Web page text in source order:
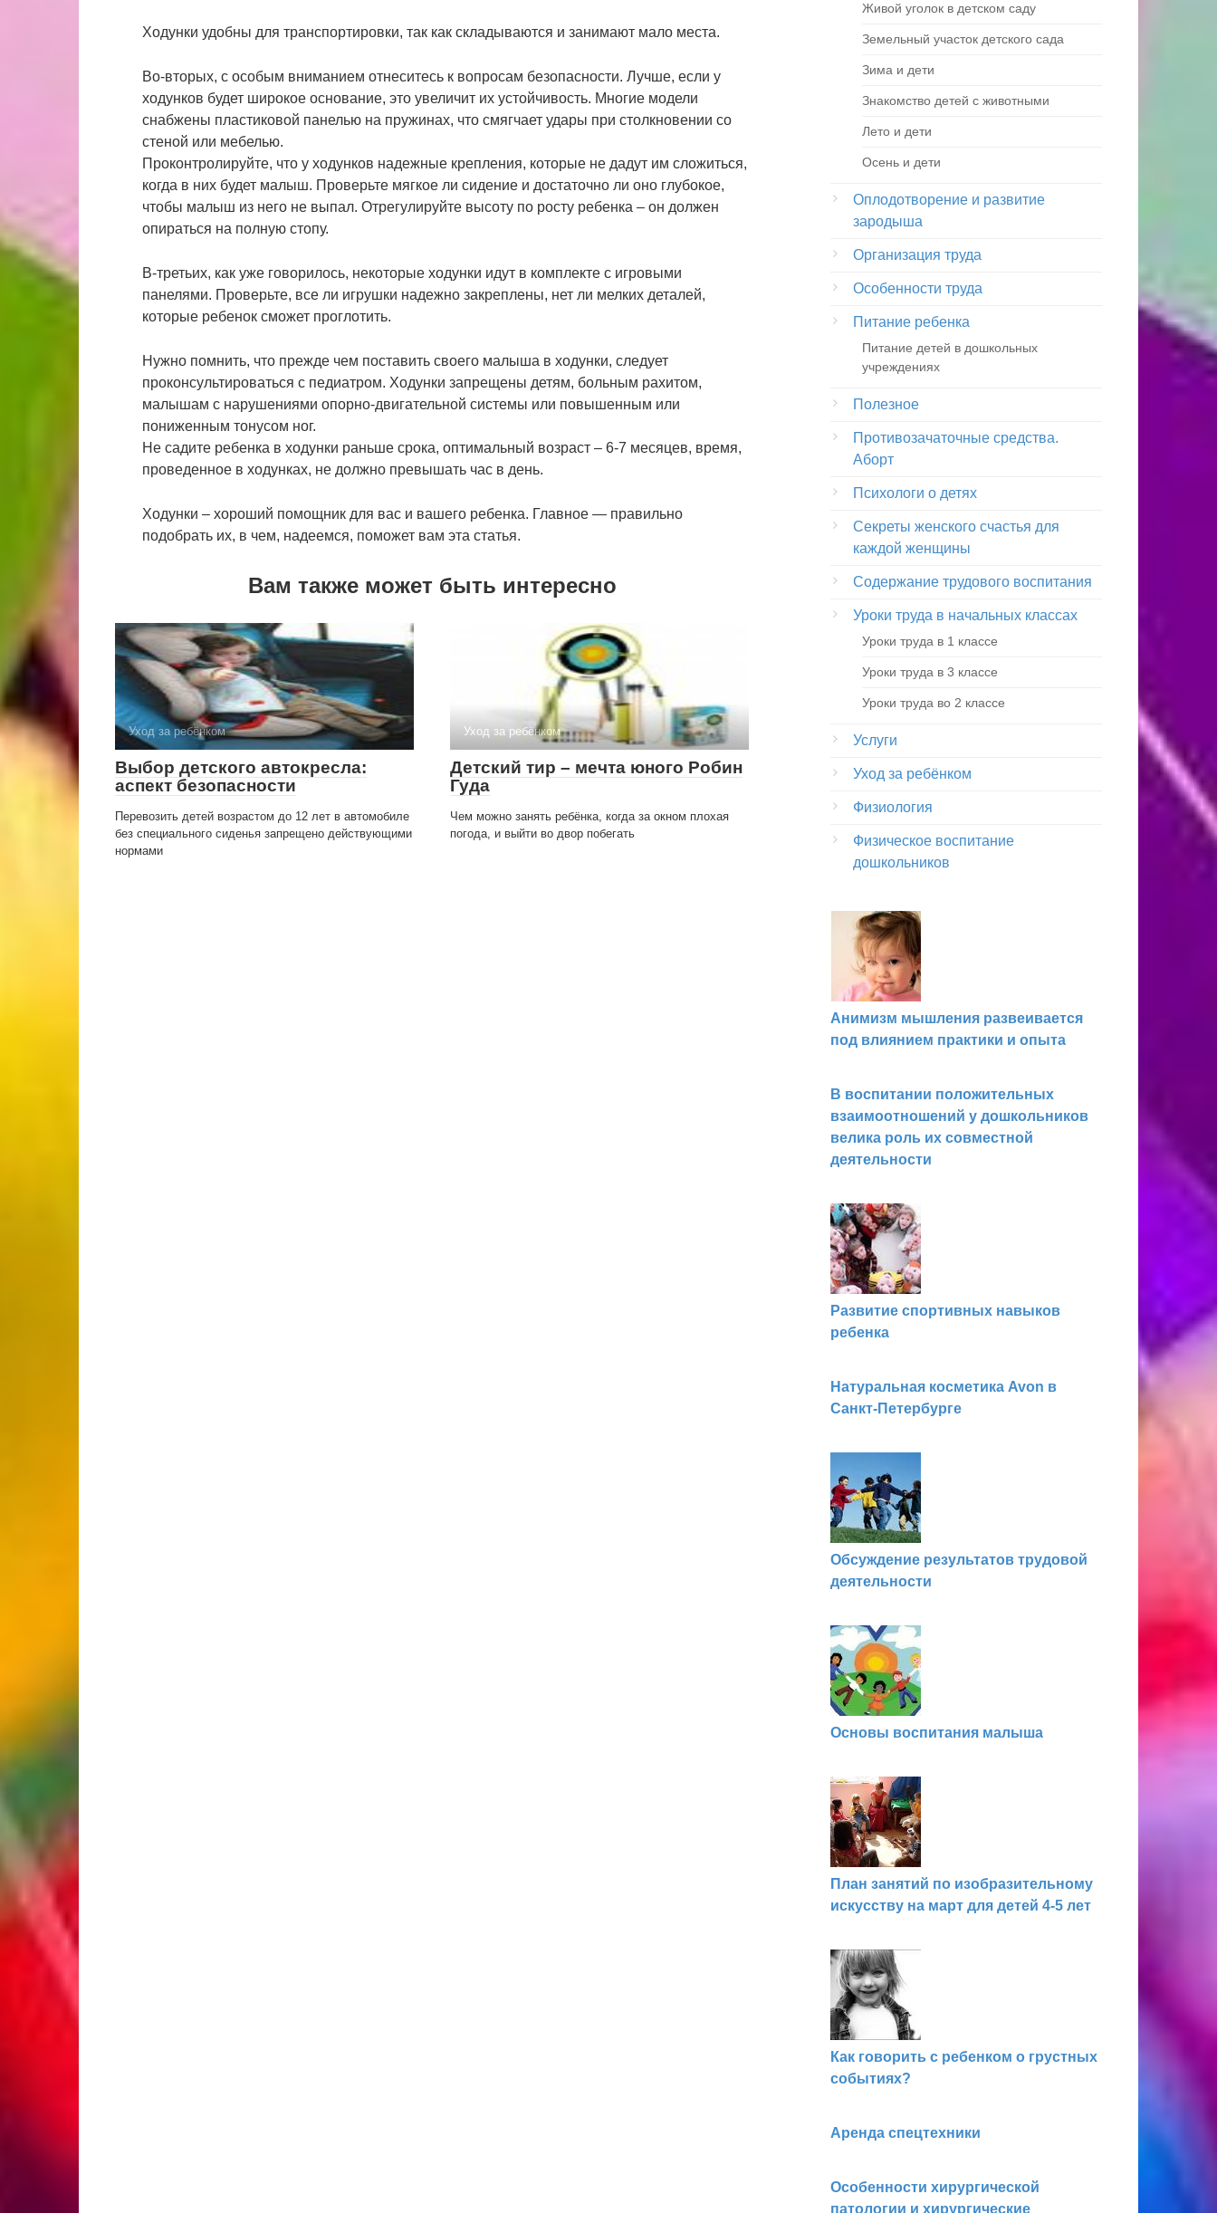
Ходунки удобны для транспортировки, так как складываются и занимают мало места.
Во-вторых, с особым вниманием отнеситесь к вопросам безопасности. Лучше, если у
ходунков будет широкое основание, это увеличит их устойчивость. Многие модели
снабжены пластиковой панелью на пружинах, что смягчает удары при столкновении со
стеной или мебелью.
Проконтролируйте, что у ходунков надежные крепления, которые не дадут им сложиться,
когда в них будет малыш. Проверьте мягкое ли сидение и достаточно ли оно глубокое,
чтобы малыш из него не выпал. Отрегулируйте высоту по росту ребенка – он должен
опираться на полную стопу.
В-третьих, как уже говорилось, некоторые ходунки идут в комплекте с игровыми
панелями. Проверьте, все ли игрушки надежно закреплены, нет ли мелких деталей,
которые ребенок сможет проглотить.
Нужно помнить, что прежде чем поставить своего малыша в ходунки, следует
проконсультироваться с педиатром. Ходунки запрещены детям, больным рахитом,
малышам с нарушениями опорно-двигательной системы или повышенным или
пониженным тонусом ног.
Не садите ребенка в ходунки раньше срока, оптимальный возраст – 6-7 месяцев, время,
проведенное в ходунках, не должно превышать час в день.
Ходунки – хороший помощник для вас и вашего ребенка. Главное — правильно
подобрать их, в чем, надеемся, поможет вам эта статья.
Вам также может быть интересно
Уход за ребёнком
Выбор детского автокресла:
аспект безопасности
Перевозить детей возрастом до 12 лет в автомобиле
без специального сиденья запрещено действующими
нормами
Уход за ребёнком
Детский тир – мечта юного Робин
Гуда
Чем можно занять ребёнка, когда за окном плохая
погода, и выйти во двор побегать
Живой уголок в детском саду
Земельный участок детского сада
Зима и дети
Знакомство детей с животными
Лето и дети
Осень и дети
Оплодотворение и развитие
зародыша
Организация труда
Особенности труда
Питание ребенка
Питание детей в дошкольных
учреждениях
Полезное
Противозачаточные средства.
Аборт
Психологи о детях
Секреты женского счастья для
каждой женщины
Содержание трудового воспитания
Уроки труда в начальных классах
Уроки труда в 1 классе
Уроки труда в 3 классе
Уроки труда во 2 классе
Услуги
Уход за ребёнком
Физиология
Физическое воспитание
дошкольников
Анимизм мышления развеивается
под влиянием практики и опыта
В воспитании положительных
взаимоотношений у дошкольников
велика роль их совместной
деятельности
Развитие спортивных навыков
ребенка
Натуральная косметика Avon в
Санкт-Петербурге
Обсуждение результатов трудовой
деятельности
Основы воспитания малыша
План занятий по изобразительному
искусству на март для детей 4-5 лет
Как говорить с ребенком о грустных
событиях?
Аренда спецтехники
Особенности хирургической
патологии и хирургические